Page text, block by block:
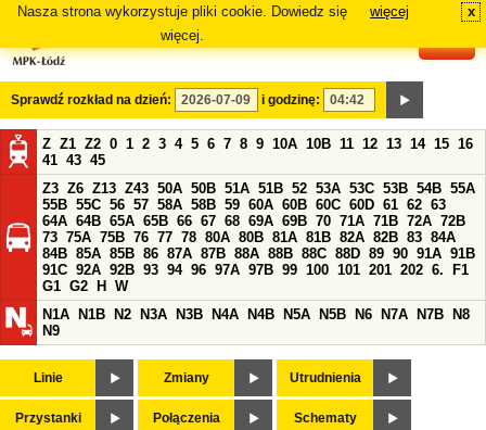
Nasza strona wykorzystuje pliki cookie. Dowiedz się
więcej.
więcej x
Sprawdź rozkład na dzień: i godzinę:
Z Z1 Z2 0 1 2 3 4 5 6 7 8 9 10A 10B 11 12 13 14 15 16
41 43 45
Z3 Z6 Z13 Z43 50A 50B 51A 51B 52 53A 53C 53B 54B 55A
55B 55C 56 57 58A 58B 59 60A 60B 60C 60D 61 62 63
64A 64B 65A 65B 66 67 68 69A 69B 70 71A 71B 72A 72B
73 75A 75B 76 77 78 80A 80B 81A 81B 82A 82B 83 84A
84B 85A 85B 86 87A 87B 88A 88B 88C 88D 89 90 91A 91B
91C 92A 92B 93 94 96 97A 97B 99 100 101 201 202 6.
F1
G1 G2 H
W
N1A
N1B N2 N3A N3B N4A N4B N5A N5B N6 N7A N7B
N8
N9
Linie Zmiany Utrudnienia
Przystanki Połączenia Schematy